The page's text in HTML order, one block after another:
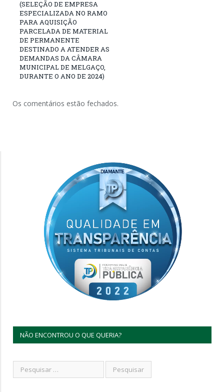
(SELEÇÃO DE EMPRESA
ESPECIALIZADA NO RAMO
PARA AQUISIÇÃO
PARCELADA DE MATERIAL
DE PERMANENTE
DESTINADO A ATENDER AS
DEMANDAS DA CÂMARA
MUNICIPAL DE MELGAÇO,
DURANTE O ANO DE 2024)
Os comentários estão fechados.
NÃO ENCONTROU O QUE QUERIA?